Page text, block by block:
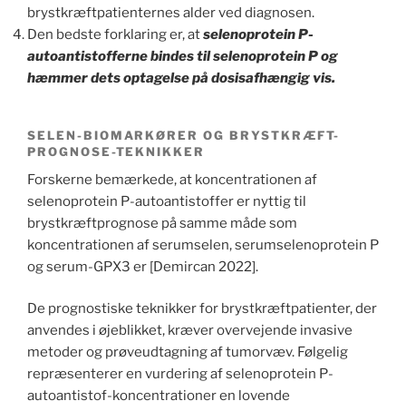
brystkræftpatienternes alder ved diagnosen.
Den bedste forklaring er, atselenoprotein P-
autoantistofferne bindes til selenoprotein P og
hæmmer dets optagelse på dosisafhængig vis.
SELEN-BIOMARKØRER OG BRYSTKRÆFT-
PROGNOSE-TEKNIKKER
Forskerne bemærkede, at koncentrationen af
selenoprotein P-autoantistoffer er nyttig til
brystkræftprognose på samme måde som
koncentrationen af serumselen, serumselenoprotein P
og serum-GPX3 er [Demircan 2022].
De prognostiske teknikker for brystkræftpatienter, der
anvendes i øjeblikket, kræver overvejende invasive
metoder og prøveudtagning af tumorvæv. Følgelig
repræsenterer en vurdering af selenoprotein P-
autoantistof-koncentrationer en lovende